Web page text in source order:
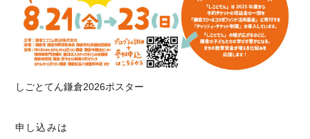
しごとてん鎌倉2026ポスター
申し込みは